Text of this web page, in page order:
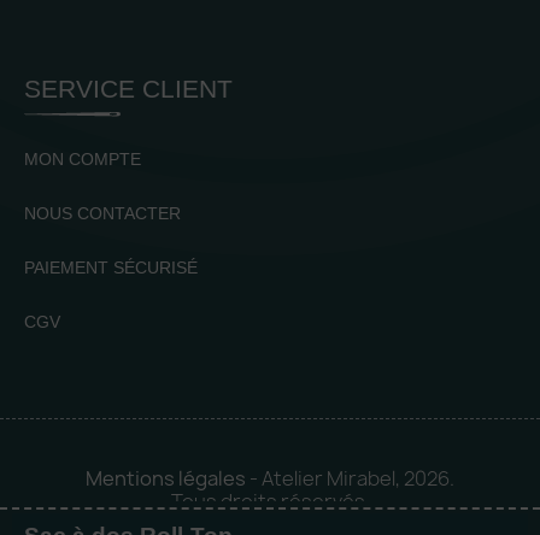
SERVICE CLIENT
MON COMPTE
NOUS CONTACTER
PAIEMENT SÉCURISÉ
CGV
Mentions légales - Atelier Mirabel, 2026.
Tous droits réservés.